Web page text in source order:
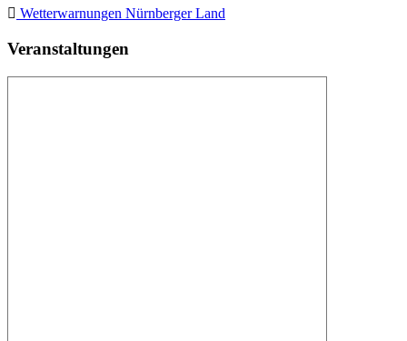
Wetterwarnungen Nürnberger Land
Veranstaltungen